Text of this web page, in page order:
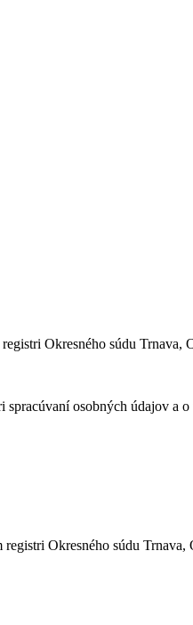
Okresného súdu
osobných údajov a
Okresného súdu